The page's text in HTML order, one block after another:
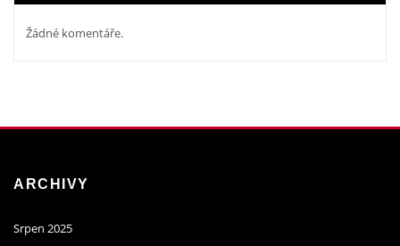
Žádné komentáře.
ARCHIVY
Srpen 2025